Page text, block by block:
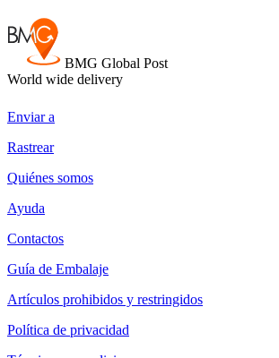
BMG Global Post
World wide delivery
Enviar a
Rastrear
Quiénes somos
Ayuda
Сontactos
Guía de Embalaje
Artículos prohibidos y restringidos
Política de privacidad